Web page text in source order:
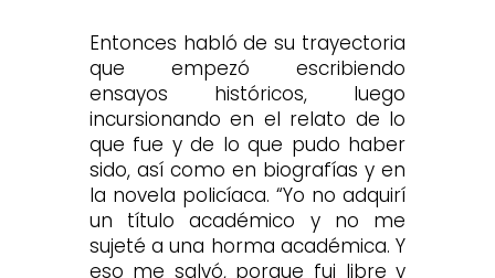
Entonces habló de su trayectoria
que empezó escribiendo
ensayos históricos, luego
incursionando en el relato de lo
que fue y de lo que pudo haber
sido, así como en biografías y en
la novela policíaca. “Yo no adquirí
un título académico y no me
sujeté a una horma académica. Y
eso me salvó, porque fui libre y